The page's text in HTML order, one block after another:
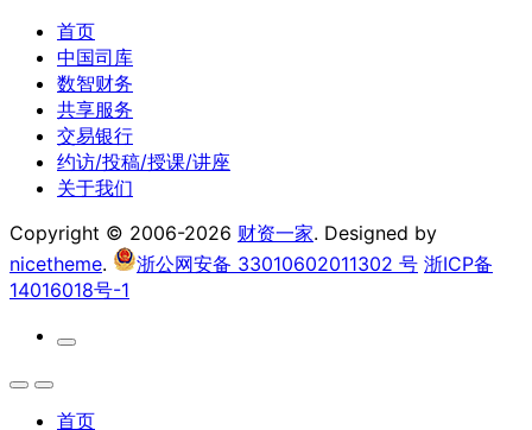
首页
中国司库
数智财务
共享服务
交易银行
约访/投稿/授课/讲座
关于我们
Copyright © 2006-2026 财资一家. Designed by
nicetheme. 浙公网安备 33010602011302 号 浙ICP备
14016018号-1
首页